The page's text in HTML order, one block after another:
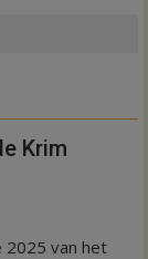
Krim
2025 van het